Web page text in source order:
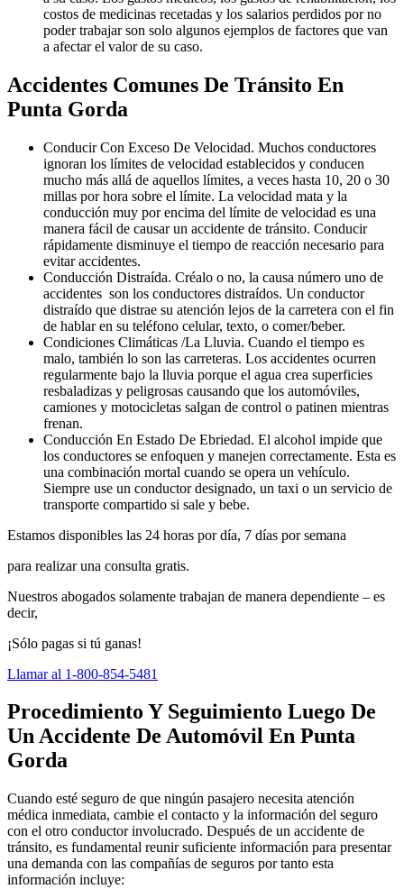
costos de medicinas recetadas y los salarios perdidos por no
poder trabajar son solo algunos ejemplos de factores que van
a afectar el valor de su caso.
Accidentes Comunes De Tránsito En
Punta Gorda
Conducir Con Exceso De Velocidad. Muchos conductores
ignoran los límites de velocidad establecidos y conducen
mucho más allá de aquellos límites, a veces hasta 10, 20 o 30
millas por hora sobre el límite. La velocidad mata y la
conducción muy por encima del límite de velocidad es una
manera fácil de causar un accidente de tránsito. Conducir
rápidamente disminuye el tiempo de reacción necesario para
evitar accidentes.
Conducción Distraída. Créalo o no, la causa número uno de
accidentes son los conductores distraídos. Un conductor
distraído que distrae su atención lejos de la carretera con el fin
de hablar en su teléfono celular, texto, o comer/beber.
Condiciones Climáticas /La Lluvia. Cuando el tiempo es
malo, también lo son las carreteras. Los accidentes ocurren
regularmente bajo la lluvia porque el agua crea superficies
resbaladizas y peligrosas causando que los automóviles,
camiones y motocicletas salgan de control o patinen mientras
frenan.
Conducción En Estado De Ebriedad. El alcohol impide que
los conductores se enfoquen y manejen correctamente. Esta es
una combinación mortal cuando se opera un vehículo.
Siempre use un conductor designado, un taxi o un servicio de
transporte compartido si sale y bebe.
Estamos disponibles las 24 horas por día, 7 días por semana
para realizar una consulta gratis.
Nuestros abogados solamente trabajan de manera dependiente – es
decir,
¡Sólo pagas si tú ganas!
Llamar al 1-800-854-5481
Procedimiento Y Seguimiento Luego De
Un Accidente De Automóvil En Punta
Gorda
Cuando esté seguro de que ningún pasajero necesita atención
médica inmediata, cambie el contacto y la información del seguro
con el otro conductor involucrado. Después de un accidente de
tránsito, es fundamental reunir suficiente información para presentar
una demanda con las compañías de seguros por tanto esta
información incluye: